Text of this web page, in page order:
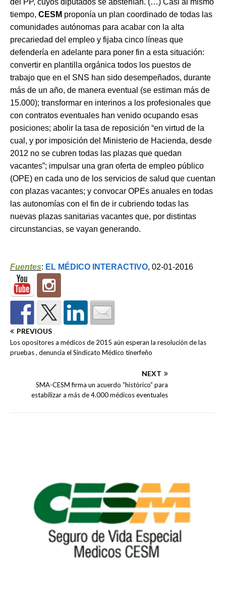
tiempo, CESM proponía un plan coordinado de todas las
comunidades autónomas para acabar con la alta
precariedad del empleo y fijaba cinco líneas que
defendería en adelante para poner fin a esta situación:
convertir en plantilla orgánica todos los puestos de
trabajo que en el SNS han sido desempeñados, durante
más de un año, de manera eventual (se estiman más de
15.000); transformar en interinos a los profesionales que
con contratos eventuales han venido ocupando esas
posiciones; abolir la tasa de reposición “en virtud de la
cual, y por imposición del Ministerio de Hacienda, desde
2012 no se cubren todas las plazas que quedan
vacantes”; impulsar una gran oferta de empleo público
(OPE) en cada uno de los servicios de salud que cuentan
con plazas vacantes; y convocar OPEs anuales en todas
las autonomías con el fin de ir cubriendo todas las
nuevas plazas sanitarias vacantes que, por distintas
circunstancias, se vayan generando.
Fuentes: EL MÉDICO INTERACTIVO, 02-01-2016
PREVIOUS
Los opositores a médicos de 2015 aún esperan la resolución de las
pruebas , denuncia el Sindicato Médico tinerfeño
NEXT
SMA-CESM firma un acuerdo “histórico” para
estabilizar a más de 4.000 médicos eventuales